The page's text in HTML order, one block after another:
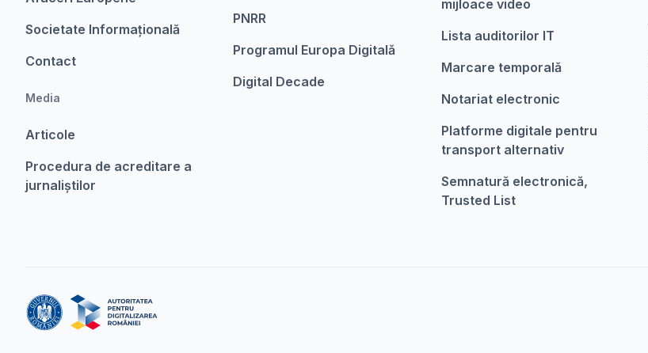
Societate Informațională
Contact
Media
Articole
Procedura de acreditare a
jurnaliștilor
PNRR
Programul Europa Digitalǎ
Digital Decade
mijloace video
Lista auditorilor IT
Marcare temporalǎ
Notariat electronic
Platforme digitale pentru
transport alternativ
Semnatură electronică,
Trusted List